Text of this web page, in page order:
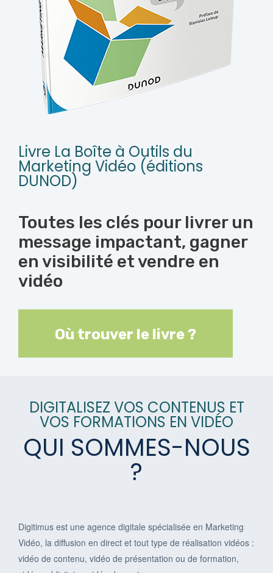
Livre La Boîte à Outils du
Marketing Vidéo (éditions
DUNOD)
Toutes les clés pour livrer un
message impactant, gagner
en visibilité et vendre en
vidéo
Où trouver le livre ?
DIGITALISEZ VOS CONTENUS ET
VOS FORMATIONS EN VIDÉO
QUI SOMMES-NOUS
?
Digitimus est une agence digitale spécialisée en Marketing
Vidéo, la diffusion en direct et tout type de réalisation vidéos :
vidéo de contenu, vidéo de présentation ou de formation,